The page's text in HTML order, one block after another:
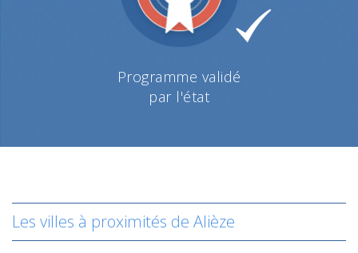
Programme validé
par l'état
Les villes à proximités de Alièze